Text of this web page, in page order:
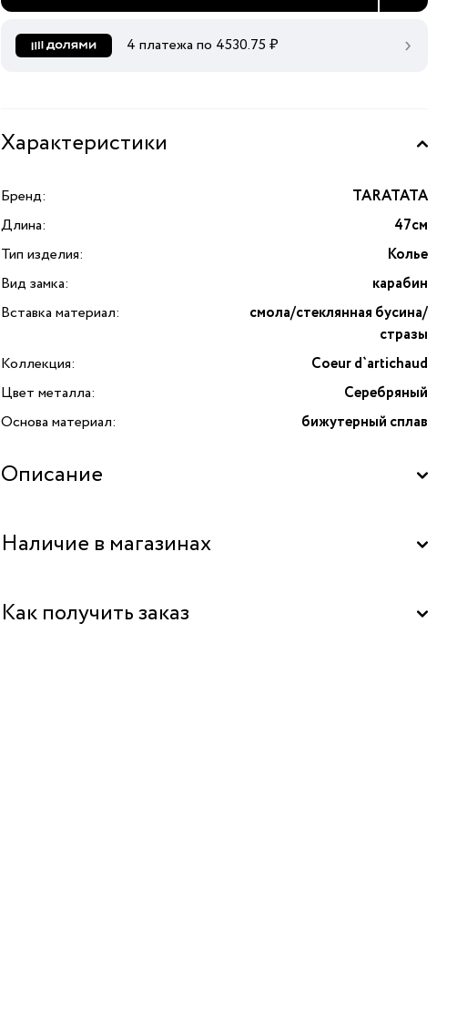
4 платежа по 4530.75 ₽
Характеристики
Бренд:
TARATATA
Длина:
47см
Тип изделия:
Колье
Вид замка:
карабин
Вставка материал:
смола/стеклянная бусина/
стразы
Коллекция:
Coeur d`artichaud
Цвет металла:
Серебряный
Основа материал:
бижутерный сплав
Описание
искусства, которое воплощает в себе гармонию и элегантность.
глубина дарят украшению изумительную жизненность, наполняя
Наличие в магазинах
Центральный склад
Как получить заказ